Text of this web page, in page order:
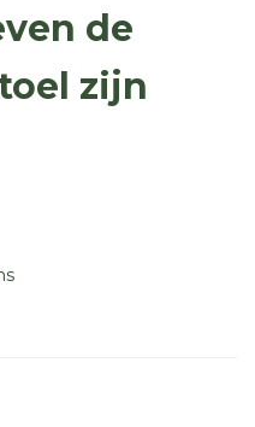
de
zijn